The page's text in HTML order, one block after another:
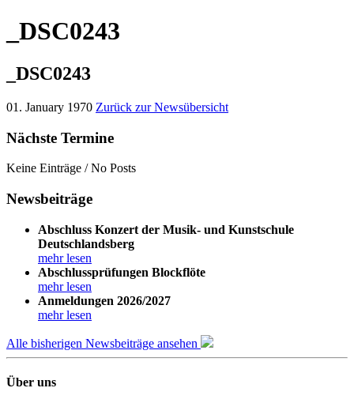
_DSC0243
_DSC0243
01. January 1970 Zurück zur Newsübersicht
Nächste Termine
Keine Einträge / No Posts
Newsbeiträge
Abschluss Konzert der Musik- und Kunstschule
Deutschlandsberg
mehr lesen
Abschlussprüfungen Blockflöte
mehr lesen
Anmeldungen 2026/2027
mehr lesen
Alle bisherigen Newsbeiträge ansehen
Über uns